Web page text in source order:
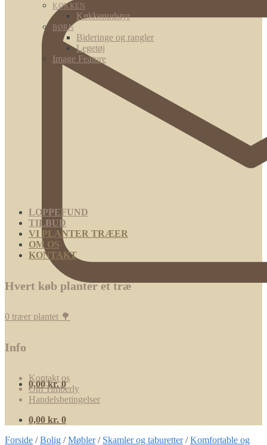
0,00kr. 0
KØKKEN
Køkkenudstyr
BØRN
Bideringe og rangler
Legetøj
Image Feature
LOPPEFUND
TILBUD
VI PLANTER TRÆER
OM OS
KONTAKT
Hvert køb planter et træ
0 træer plantet 🌳
Info
Kontakt os
Om Timberly
Handelsbetingelser
0,00 kr. 0
Forside /Bolig /Møbler/ Skamler og taburetter/Komfortable og